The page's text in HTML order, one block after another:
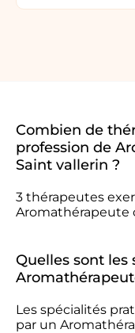
Combien de
profession de
Saint vallerin ?
3 thérapeutes
Aromathérapeute
Quelles sont les
Les spécialités
par un